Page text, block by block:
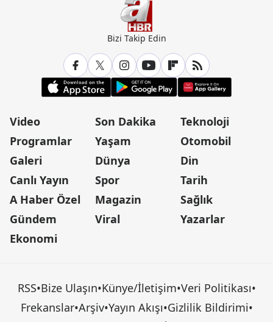
Bizi Takip Edin
Video
Programlar
Galeri
Canlı Yayın
A Haber Özel
Gündem
Ekonomi
Son Dakika
Yaşam
Dünya
Spor
Magazin
Viral
Teknoloji
Otomobil
Din
Tarih
Sağlık
Yazarlar
RSS•Bize Ulaşın•Künye/İletişim•Veri Politikası•
Frekanslar•Arşiv•Yayın Akışı•Gizlilik Bildirimi•